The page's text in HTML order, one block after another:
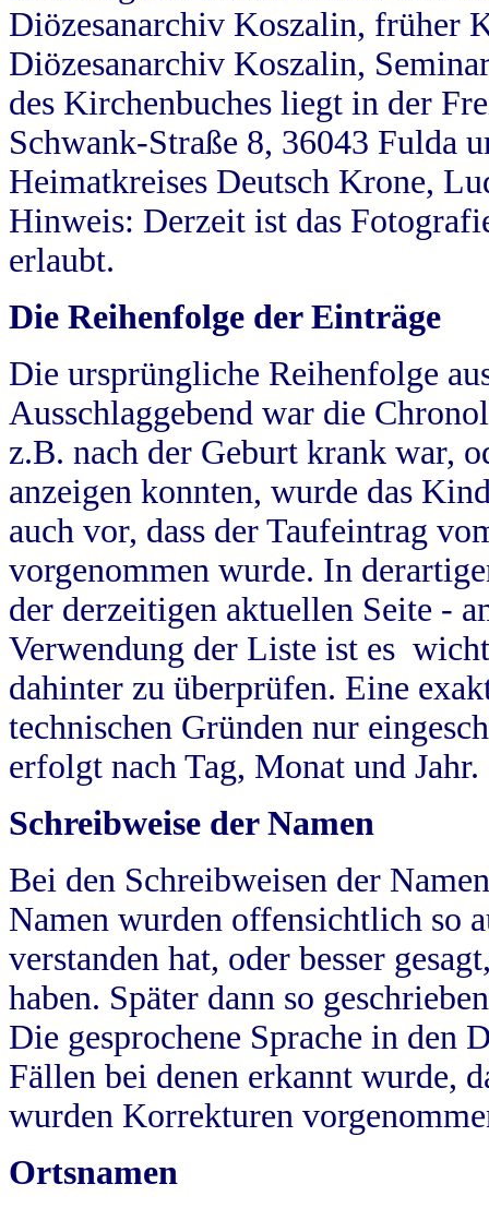
Diözesanarchiv Koszalin, früher
Diözesanarchiv Koszalin,
des Kirchenbuches liegt in der
Schwank-Straße 8, 36043 Fulda
Heimatkreises Deutsch Krone,
Hinweis: Derzeit ist das
erlaubt.
Die Reihenfolge der Einträge
Die ursprüngliche Reihenfolge
Ausschlaggebend war die
z.B. nach der Geburt krank war,
anzeigen konnten, wurde das
auch vor, dass der Taufeintrag
vorgenommen wurde. In
der derzeitigen aktuellen Seite -
Verwendung der Liste ist es
dahinter zu überprüfen. Eine
technischen Gründen nur
erfolgt nach Tag, Monat und Jahr.
Schreibweise der Namen
Bei den Schreibweisen der
Namen wurden offensichtlich so
verstanden hat, oder besser
haben. Später dann so
Die gesprochene Sprache in
Fällen bei denen erkannt wurde,
wurden Korrekturen
Ortsnamen